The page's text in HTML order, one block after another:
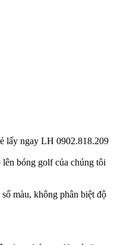
lấy ngay LH 0902.818.209
bóng golf của chúng tôi
màu, không phân biệt độ